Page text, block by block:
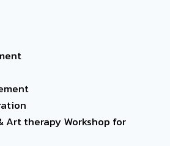
Art therapy Workshop for